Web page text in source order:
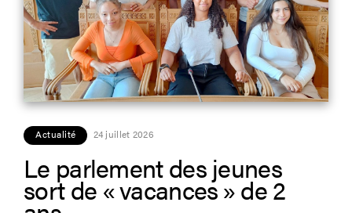
Actualité 24 juillet 2026
Le parlement des jeunes
sort de « vacances » de 2